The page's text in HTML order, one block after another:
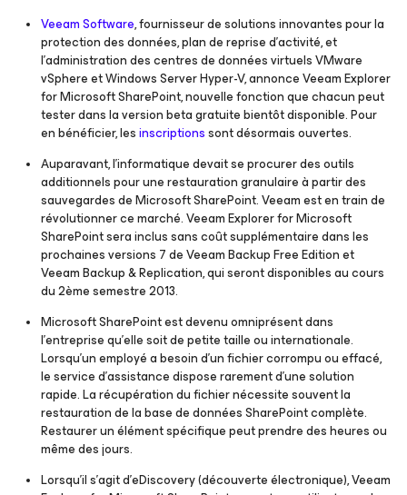
Veeam Software, fournisseur de solutions innovantes pour la
protection des données, plan de reprise d’activité, et
l’administration des centres de données virtuels VMware
vSphere et Windows Server Hyper-V, annonce Veeam Explorer
for Microsoft SharePoint, nouvelle fonction que chacun peut
tester dans la version beta gratuite bientôt disponible. Pour
en bénéficier, lesinscriptionssont désormais ouvertes.
Auparavant, l’informatique devait se procurer des outils
additionnels pour une restauration granulaire à partir des
sauvegardes de Microsoft SharePoint. Veeam est en train de
révolutionner ce marché. Veeam Explorer for Microsoft
SharePoint sera inclus sans coût supplémentaire dans les
prochaines versions 7 de Veeam Backup Free Edition et
Veeam Backup & Replication, qui seront disponibles au cours
du 2ème semestre 2013.
Microsoft SharePoint est devenu omniprésent dans
l’entreprise qu’elle soit de petite taille ou internationale.
Lorsqu’un employé a besoin d’un fichier corrompu ou effacé,
le service d’assistance dispose rarement d’une solution
rapide. La récupération du fichier nécessite souvent la
restauration de la base de données SharePoint complète.
Restaurer un élément spécifique peut prendre des heures ou
même des jours.
Lorsqu’il s’agit d’eDiscovery (découverte électronique), Veeam